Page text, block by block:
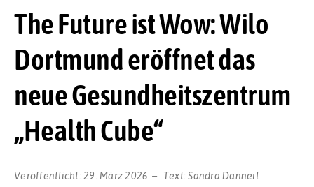
The Future ist Wow: Wilo
Dortmund eröffnet das
neue Gesundheitszentrum
„Health Cube“
Veröffentlicht:29. März 2026 Text:Sandra Danneil